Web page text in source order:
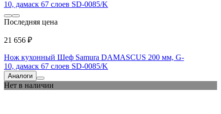
Последняя цена
21 656 ₽
Нож кухонный Шеф Samura DAMASCUS 200 мм, G-
10, дамаск 67 слоев SD-0085/K
Аналоги
Нет в наличии